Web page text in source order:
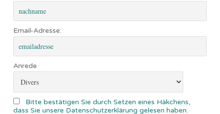
Email-Adresse:
Anrede
Bitte bestätigen Sie durch Setzen eines Häkchens,
dass Sie unsere Datenschutzerklärung gelesen haben.